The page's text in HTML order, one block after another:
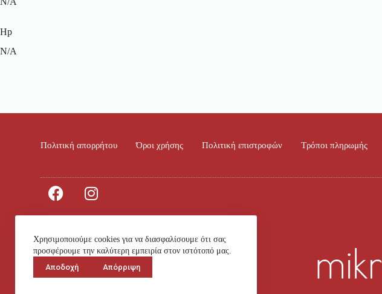
Χρησιμοποιούμε cookies για να διασφαλίσουμε ότι σας
προσφέρουμε την καλύτερη εμπειρία στον ιστότοπό μας.
Αποδοχή
Απόρριψη
Hp
N/A
Πολιτική απορρήτου Όροι χρήσης Πολιτική επιστροφών Τρόποι πληρωμής
© 2023 All rights Reserved. Design by 4ty.gr